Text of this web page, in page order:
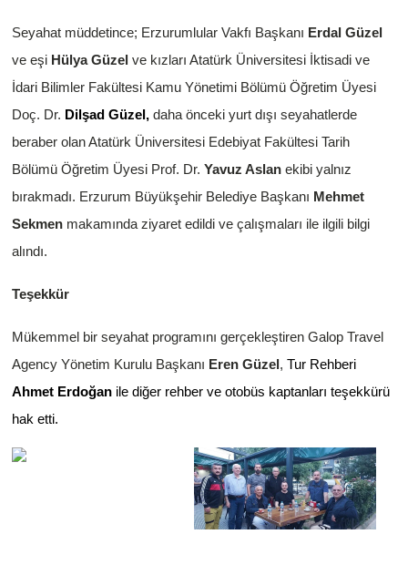
Seyahat müddetince; Erzurumlular Vakfı Başkanı Erdal Güzel
ve eşi Hülya Güzelve kızları Atatürk Üniversitesi İktisadi ve
İdari Bilimler Fakültesi Kamu Yönetimi Bölümü Öğretim Üyesi
Doç. Dr. Dilşad Güzel,daha önceki yurt dışı seyahatlerde
beraber olan Atatürk Üniversitesi Edebiyat Fakültesi Tarih
Bölümü Öğretim Üyesi Prof. Dr. Yavuz Aslan ekibi yalnız
bırakmadı. Erzurum Büyükşehir Belediye Başkanı Mehmet
Sekmenmakamında ziyaret edildi ve çalışmaları ile ilgili bilgi
alındı.
Teşekkür
Mükemmel bir seyahat programını gerçekleştiren Galop Travel
Agency Yönetim Kurulu Başkanı Eren Güzel, Tur Rehberi
Ahmet Erdoğanile diğer rehber ve otobüs kaptanları teşekkürü
hak etti.